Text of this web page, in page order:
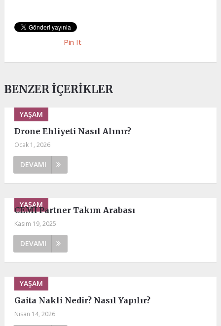
Pin It
BENZER İÇERIKLER
YAŞAM
Drone Ehliyeti Nasıl Alınır?
Ocak 1, 2026
DEVAMI
YAŞAM
CEMİ Partner Takım Arabası
Kasım 19, 2025
DEVAMI
YAŞAM
Gaita Nakli Nedir? Nasıl Yapılır?
Nisan 14, 2026